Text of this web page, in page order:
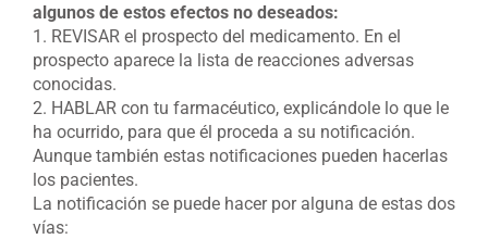
algunos de estos efectos no deseados:
1. REVISAR el prospecto del medicamento. En el
prospecto aparece la lista de reacciones adversas
conocidas.
2. HABLAR con tu farmacéutico, explicándole lo que le
ha ocurrido, para que él proceda a su notificación.
Aunque también estas notificaciones pueden hacerlas
los pacientes.
La notificación se puede hacer por alguna de estas dos
vías: